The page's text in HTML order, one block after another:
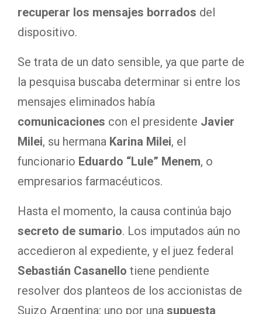
recuperar los mensajes borrados del
dispositivo.
Se trata de un dato sensible, ya que parte de
la pesquisa buscaba determinar si entre los
mensajes eliminados había
comunicaciones con el presidente Javier
Milei, su hermana Karina Milei, el
funcionario Eduardo “Lule” Menem, o
empresarios farmacéuticos.
Hasta el momento, la causa continúa bajo
secreto de sumario. Los imputados aún no
accedieron al expediente, y el juez federal
Sebastián Casanello tiene pendiente
resolver dos planteos de los accionistas de
Suizo Argentina: uno por una supuesta